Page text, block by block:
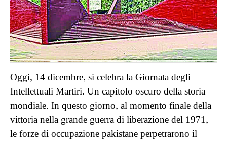
Oggi, 14 dicembre, si celebra la Giornata degli
Intellettuali Martiri. Un capitolo oscuro della storia
mondiale. In questo giorno, al momento finale della
vittoria nella grande guerra di liberazione del 1971,
le forze di occupazione pakistane perpetrarono il